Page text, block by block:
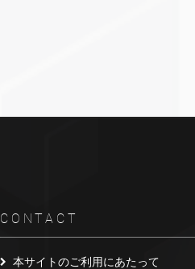
CONTACT
本サイトのご利用にあたって